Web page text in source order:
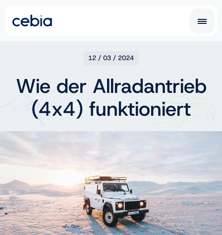
CZ
EN DE
UA
FR
12 / 03 / 2024
Wie der Allradantrieb
(4x4) funktioniert